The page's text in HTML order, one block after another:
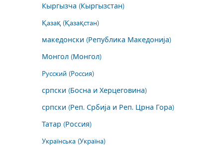
Кыргызча (Кыргызстан)
Қазақ (Қазақстан)
македонски (Република Македонија)
Монгол (Монгол)
Русский (Россия)
српски (Босна и Херцеговина)
српски (Реп. Србија и Реп. Црна Гора)
Татар (Россия)
Українська (Україна)